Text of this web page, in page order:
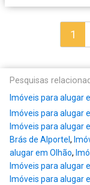
1
Pesquisas
Imóveis para alugar
Imóveis para alugar
Imóveis para alugar
Brás de Alportel ,
alugar em Olhão,
Imóveis para alugar
Imóveis para alugar